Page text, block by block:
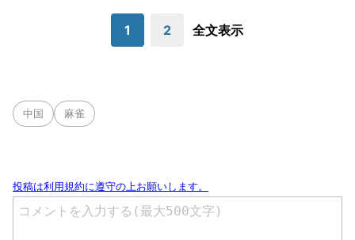
1 2 全文表示
中国 麻雀